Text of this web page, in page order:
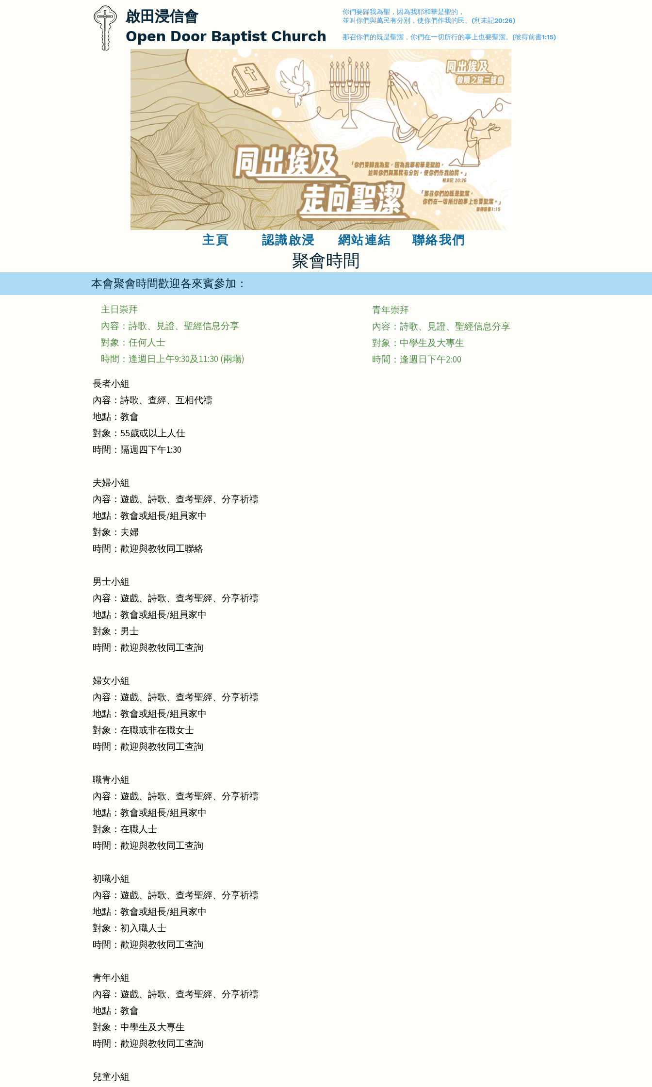
​你們要歸我為聖，因為我耶和華是聖的，
並叫你們與萬民有分別，使你們作我的民。(利未記20:26)
​那召你們的既是聖潔，你們在一切所行的事上也要聖潔。(彼得前書1:15)
啟田浸信會
Open Door Baptist Church
主頁 認識啟浸 網站連結 聯絡我們
​聚會時間
本會聚會時間歡迎各來賓參加：​​
主日崇拜
內容：詩歌、見證、聖經信息分享
對象：任何人士
時間：逢週日上午9:30及11:30 (兩場)
青年崇拜
內容：詩歌、見證、 聖經信息分享
對象：中學生及大專生
時間：逢週日下午2:00
長者小組
內容：詩歌、查經、互相代禱
地點：教會
對象：55歲或以上人仕
時間：隔週四下午1:30
夫婦小組
內容：遊戲、詩歌、查考聖經、分享祈禱
地點：教會或組長/組員家中
對象：夫婦
時間：歡迎與教牧同工聯絡
男士小組
內容：遊戲、詩歌、查考聖經、分享祈禱
地點： 教會或組長/組員家中
對象：男士
時間：歡迎與教牧同工查詢
婦女小組
內容：遊戲、詩歌、查考聖經、分享祈禱
地點：教會或組長/組員家中
對象：在職或非在職女士
時間： 歡迎與教牧同工查詢
職青小組
內容：遊戲、詩歌、查考聖經、分享祈禱
地點：教會或組長/組員家中
對象：在職人士
時間： 歡迎與教牧同工查詢
初職小組
內容：遊戲、詩歌、查考聖經、分享祈禱
地點：教會或組長/組員家中
對象：初入職人士
時間： 歡迎與教牧同工查詢
青年小組
內容：遊戲、詩歌、查考聖經、分享祈禱
地點：教會
對象：中學生及大專生
時間： 歡迎與教牧同工查詢
兒童小組